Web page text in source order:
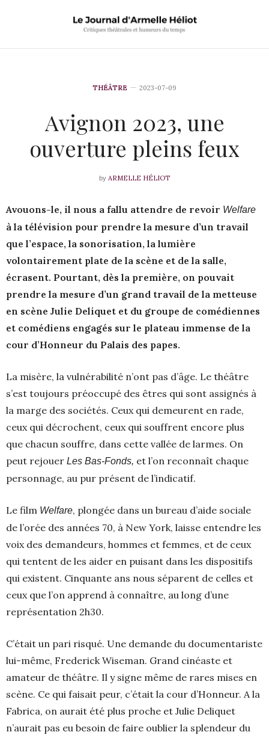
THÉÂTRE 2023-07-09
Avignon 2023, une
ouverture pleins feux
by ARMELLE HÉLIOT
Avouons-le, il nous a fallu attendre de revoir Welfare
à la télévision pour prendre la mesure d’un travail
que l’espace, la sonorisation, la lumière
volontairement plate de la scène et de la salle,
écrasent. Pourtant, dès la première, on pouvait
prendre la mesure d’un grand travail de la metteuse
en scène Julie Deliquet et du groupe de comédiennes
et comédiens engagés sur le plateau immense de la
cour d’Honneur du Palais des papes.
La misère, la vulnérabilité n’ont pas d’âge. Le théâtre
s’est toujours préoccupé des êtres qui sont assignés à
la marge des sociétés. Ceux qui demeurent en rade,
ceux qui décrochent, ceux qui souffrent encore plus
que chacun souffre, dans cette vallée de larmes. On
peut rejouer Les Bas-Fonds, et l’on reconnaît chaque
personnage, au pur présent de l’indicatif.
Le film Welfare, plongée dans un bureau d’aide sociale
de l’orée des années 70, à New York, laisse entendre les
voix des demandeurs, hommes et femmes, et de ceux
qui tentent de les aider en puisant dans les dispositifs
qui existent. Cinquante ans nous séparent de celles et
ceux que l’on apprend à connaître, au long d’une
représentation 2h30.
C’était un pari risqué. Une demande du documentariste
lui-même, Frederick Wiseman. Grand cinéaste et
amateur de théâtre. Il y signe même de rares mises en
scène. Ce qui faisait peur, c’était la cour d’Honneur. A la
Fabrica, on aurait été plus proche et Julie Deliquet
n’aurait pas eu besoin de faire oublier la splendeur du